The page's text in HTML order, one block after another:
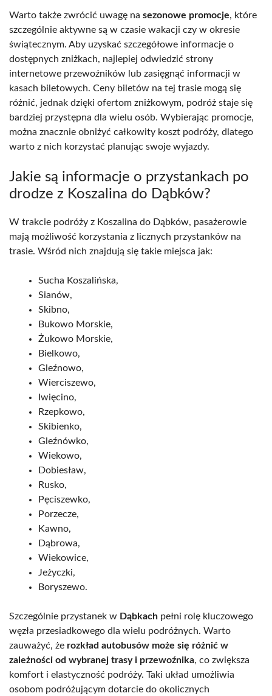
Warto także zwrócić uwagę na sezonowe promocje, które
szczególnie aktywne są w czasie wakacji czy w okresie
świątecznym. Aby uzyskać szczegółowe informacje o
dostępnych zniżkach, najlepiej odwiedzić strony
internetowe przewoźników lub zasięgnąć informacji w
kasach biletowych. Ceny biletów na tej trasie mogą się
różnić, jednak dzięki ofertom zniżkowym, podróż staje się
bardziej przystępna dla wielu osób. Wybierając promocje,
można znacznie obniżyć całkowity koszt podróży, dlatego
warto z nich korzystać planując swoje wyjazdy.
Jakie są informacje o przystankach po
drodze z Koszalina do Dąbków?
W trakcie podróży z Koszalina do Dąbków, pasażerowie
mają możliwość korzystania z licznych przystanków na
trasie. Wśród nich znajdują się takie miejsca jak:
Sucha Koszalińska,
Sianów,
Skibno,
Bukowo Morskie,
Żukowo Morskie,
Bielkowo,
Gleźnowo,
Wierciszewo,
Iwięcino,
Rzepkowo,
Skibienko,
Gleźnówko,
Wiekowo,
Dobiesław,
Rusko,
Pęciszewko,
Porzecze,
Kawno,
Dąbrowa,
Wiekowice,
Jeżyczki,
Boryszewo.
Szczególnie przystanek w Dąbkach pełni rolę kluczowego
węzła przesiadkowego dla wielu podróżnych. Warto
zauważyć, że rozkład autobusów może się różnić w
zależności od wybranej trasy i przewoźnika, co zwiększa
komfort i elastyczność podróży. Taki układ umożliwia
osobom podróżującym dotarcie do okolicznych